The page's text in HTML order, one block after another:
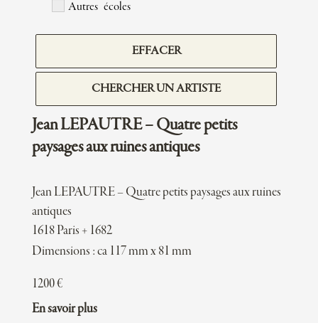
Autres écoles
EFFACER
CHERCHER UN ARTISTE
Jean LEPAUTRE – Quatre petits
paysages aux ruines antiques
Jean LEPAUTRE – Quatre petits paysages aux ruines
antiques
1618 Paris + 1682
Dimensions : ca 117 mm x 81 mm
1200€
En savoir plus